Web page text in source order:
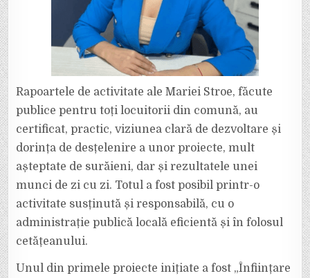
Rapoartele de activitate ale Mariei Stroe, făcute
publice pentru toți locuitorii din comună, au
certificat, practic, viziunea clară de dezvoltare și
dorința de desțelenire a unor proiecte, mult
așteptate de surăieni, dar și rezultatele unei
munci de zi cu zi. Totul a fost posibil printr-o
activitate susținută și responsabilă, cu o
administrație publică locală eficientă și în folosul
cetățeanului.
Unul din primele proiecte inițiate a fost „Înființare